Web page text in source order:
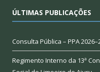
ÚLTIMAS PUBLICAÇÕES
Consulta Pública – PPA
Regimento Interno da 13ª